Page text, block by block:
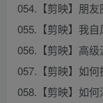
054.【剪映】朋
055.【剪映】我
056.【剪映】高
057.【剪映】如
058.【剪映】如